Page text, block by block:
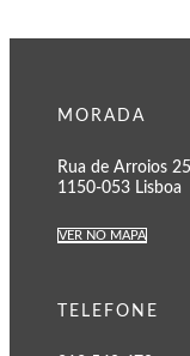
MORADA
Rua de Arroios
1150-053 Lisboa
VER NO MAPA
TELEFONE